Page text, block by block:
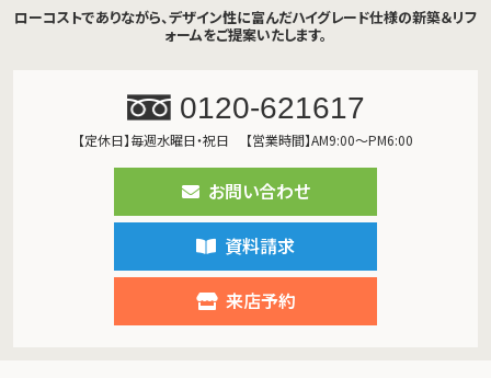
ローコストでありながら、デザイン性に富んだハイグレード仕様の新築＆リフ
ォームをご提案いたします。
0120-621617
【定休日】毎週水曜日・祝日 【営業時間】AM9:00～PM6:00
お問い合わせ
資料請求
来店予約